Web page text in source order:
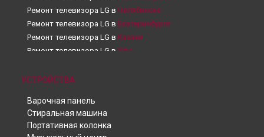
Ремонт телевизора LG в Челябинске
Ремонт телевизора LG в Екатеринбурге
Ремонт телевизора LG в Казани
Ремонт телевизора LG в Уфе
Ремонт телевизора LG в
Ремонт телевизора LG в
Ремонт телевизора LG в
Ремонт телевизора LG в
УСТРОЙСТВА
Варочная панель
Стиральная машина
Портативная колонка